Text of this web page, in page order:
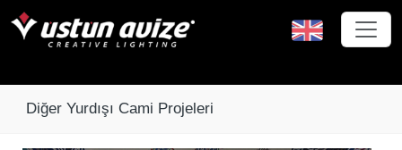
Diğer Yurdışı Cami Projeleri